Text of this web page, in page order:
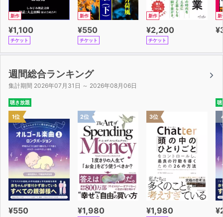
新作
¥1,100
チケット
新作
¥550
チケット
新作
¥2,200
チケット
新
週間総合ランキング
集計期間 2026年07月31日 ～ 2026年08月06日
聴き放題
1位
¥550
2位
¥1,980
3位
¥1,980
聴